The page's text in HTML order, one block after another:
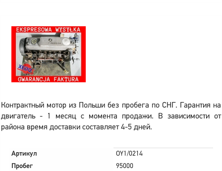
Контрактный мотор из Польши без пробега по СНГ. Гарантия на
двигатель - 1 месяц с момента продажи. В зависимости от
района время доставки составляет 4-5 дней.
Артикул
OY1/0214
Пробег
95000